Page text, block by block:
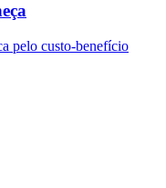
pelo custo-benefício